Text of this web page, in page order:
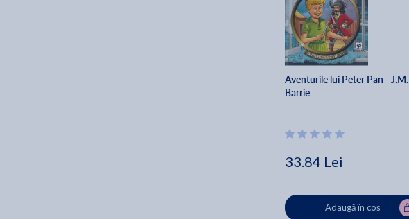
Aventurile lui Peter Pan - J.M.
Barrie
33.84 Lei
Adaugă în coș